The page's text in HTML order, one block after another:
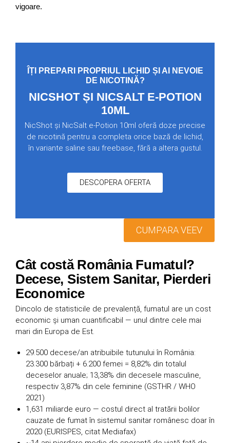
vigoare.
ÎȚI PREPARI PROPRIUL LICHID ȘI AI NEVOIE
DE NICOTINĂ?
NICSHOT ȘI NICSALT E-POTION
10ML
NicShot și NicSalt e-Potion 10ml oferă doze precise
de nicotină pentru a completa orice bază de lichid,
în variante saline sau freebase, fără a altera gustul.
DESCOPERA OFERTA
CUMPARA VEEV
Cât costă România Fumatul?
Decese, Sistem Sanitar, Pierderi
Economice
Dincolo de statisticile de prevalență, fumatul are un cost
economic și uman cuantificabil — unul dintre cele mai
mari din Europa de Est.
29.500 decese/an atribuibile tutunului în România:
23.300 bărbați + 6.200 femei = 8,82% din totalul
deceselor anuale; 13,38% din decesele masculine,
respectiv 3,87% din cele feminine (GSTHR / WHO
2021)
1,631 miliarde euro — costul direct al tratării bolilor
cauzate de fumat în sistemul sanitar românesc doar în
2020 (EURISPES, citat Mediafax)